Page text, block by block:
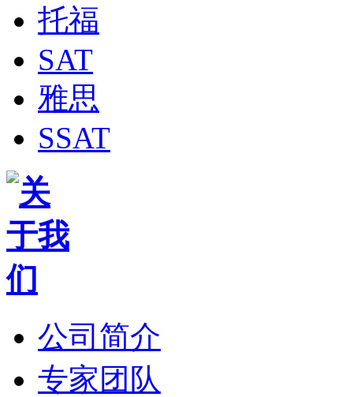
托福
SAT
雅思
SSAT
公司简介
专家团队